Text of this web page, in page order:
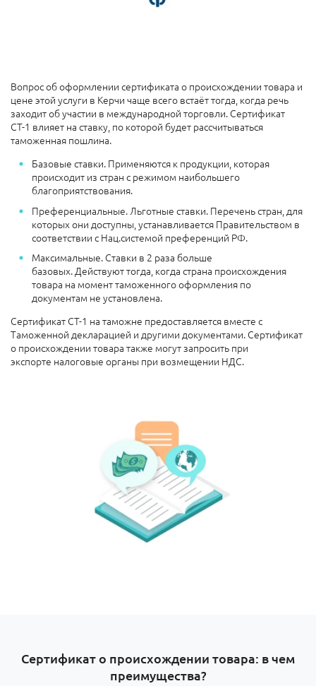
Вопрос об оформлении сертификата о происхождении товара и
цене этой услуги в Керчи чаще всего встаёт тогда, когда речь
заходит об участии в международной торговли. Сертификат
СТ-1 влияет на ставку, по которой будет рассчитываться
таможенная пошлина.
Базовые ставки. Применяются к продукции, которая
происходит из стран с режимом наибольшего
благоприятствования.
Преференциальные. Льготные ставки. Перечень стран, для
которых они доступны, устанавливается Правительством в
соответствии с Нац.системой преференций РФ.
Максимальные. Ставки в 2 раза больше
базовых. Действуют тогда, когда страна происхождения
товара на момент таможенного оформления по
документам не установлена.
Сертификат СТ-1 на таможне предоставляется вместе с
Таможенной декларацией и другими документами. Сертификат
о происхождении товара также могут запросить при
экспорте налоговые органы при возмещении НДС.
Сертификат о происхождении товара: в чем
преимущества?